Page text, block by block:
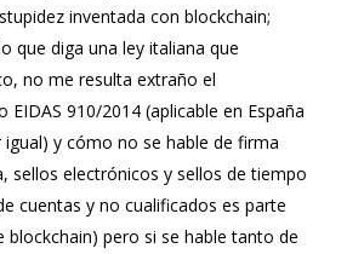
inventada con blockchain;
que diga una ley italiana que
no me resulta extraño el
EIDAS 910/2014 (aplicable en España
igual) y cómo no se hable de firma
sellos electrónicos y sellos de tiempo
cuentas y no cualificados es parte
blockchain) pero si se hable tanto de